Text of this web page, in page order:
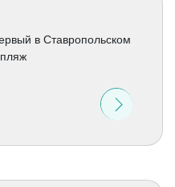
в Ставропольском